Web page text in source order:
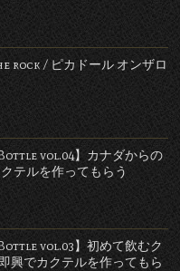
rock / ピカドール オンザロ
vol.04】カナダからの
テルを作ってもらう
vol.03】初めて飲むク
興でカクテルを作ってもら